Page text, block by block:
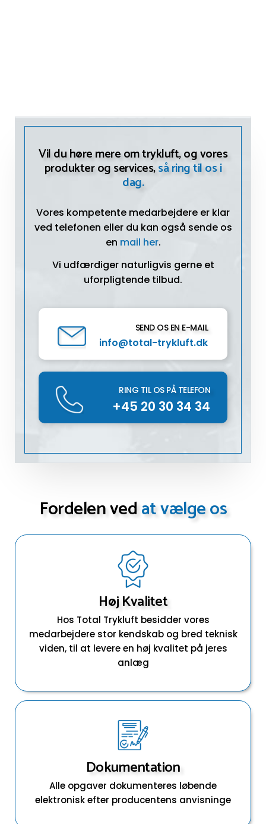
Vil du høre mere om trykluft, og vores
produkter og services,så ring til os i
dag.
Vores kompetente medarbejdere er klar
ved telefonen eller du kan også sende os
en mail her.
Vi udfærdiger naturligvis gerne et
uforpligtende tilbud.
SEND OS EN E-MAIL
info@total-trykluft.dk
RING TIL OS PÅ TELEFON
+45 20 30 34 34
Fordelen vedat vælge os
Høj Kvalitet
Hos Total Trykluft besidder vores
medarbejdere stor kendskab og bred teknisk
viden, til at levere en høj kvalitet på jeres
anlæg
Dokumentation
Alle opgaver dokumenteres løbende
elektronisk efter producentens anvisninge